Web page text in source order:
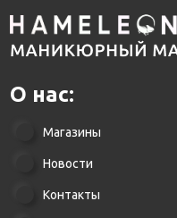
О нас:
Магазины
Новости
Контакты